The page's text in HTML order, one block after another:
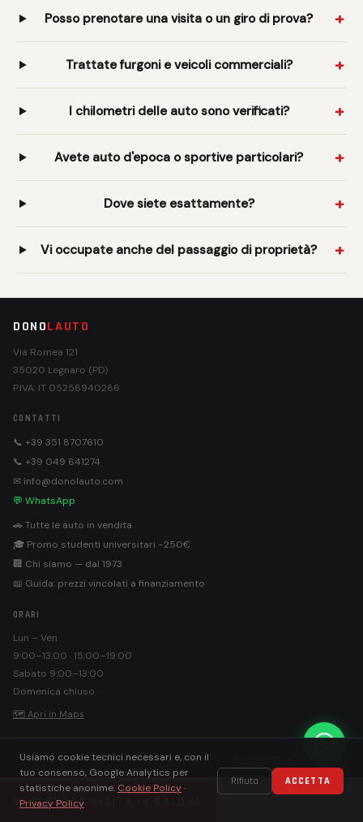
Usiamo cookie tecnici necessari e, con il
tuo consenso, Google Analytics per
statistiche anonime. Cookie Policy·
Privacy Policy
Rifiuta ACCETTA
Posso prenotare una visita o un giro di prova?
Trattate furgoni e veicoli commerciali?
I chilometri delle auto sono verificati?
Avete auto d'epoca o sportive particolari?
Dove siete esattamente?
Vi occupate anche del passaggio di proprietà?
DONOLAUTO
Via Romea 121
35020 Legnaro (PD)
P.IVA: IT 05258940286
CONTATTI
📞 +39 351 8707610
📞 +39 049 641274
✉ info@donolauto.com
💬 WhatsApp
🚗 Tutte le auto in vendita
🎓 Promo studenti universitari −250€
🏢 Chi siamo — dal 1973
📖 Guida: prezzi vincolati a finanziamento
ORARI
Lun – Ven
9:00–13:00 · 15:00–19:00
Sabato 9:00–13:00
Domenica chiuso
🗺 Apri in Maps
©Donolauto S.r.l. · PEC: donolautosrl@pec.it
📅 PRENOTA VISITA IN SALONE